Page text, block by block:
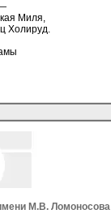
Миля,
Холируд.
М.В. Ломоносова